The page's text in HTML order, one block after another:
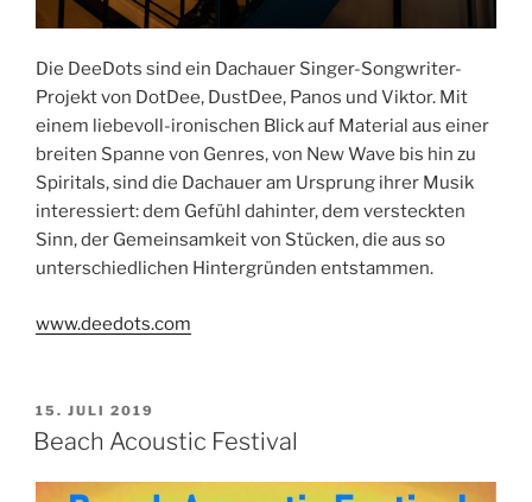
Die DeeDots sind ein Dachauer Singer-Songwriter-
Projekt von DotDee, DustDee, Panos und Viktor. Mit
einem liebevoll-ironischen Blick auf Material aus einer
breiten Spanne von Genres, von New Wave bis hin zu
Spiritals, sind die Dachauer am Ursprung ihrer Musik
interessiert: dem Gefühl dahinter, dem versteckten
Sinn, der Gemeinsamkeit von Stücken, die aus so
unterschiedlichen Hintergründen entstammen.
www.deedots.com
VERÖFFENTLICHT
AM
15. JULI 2019
Beach Acoustic Festival